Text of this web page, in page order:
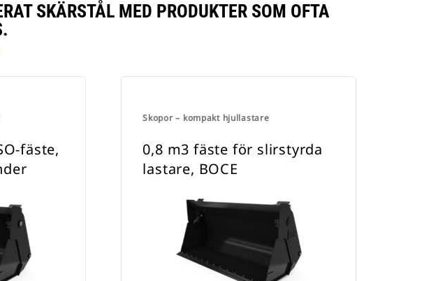
SKÄRSTÅL MED PRODUKTER SOM OFTA
fäste,
Skopor – kompakt hjullastare
0,8 m3 fäste för slirstyrda
lastare, BOCE